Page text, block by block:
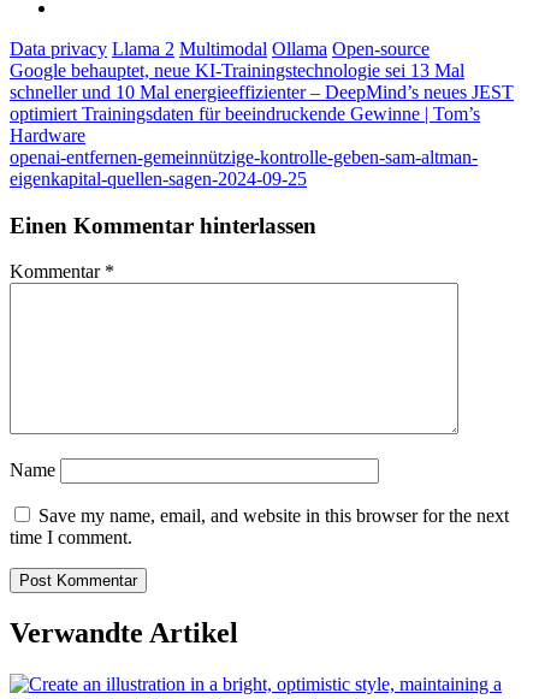
Data privacy Llama 2 Multimodal Ollama Open-source
Post
navigation
Google behauptet, neue KI-Trainingstechnologie sei 13 Mal
schneller und 10 Mal energieeffizienter – DeepMind’s neues JEST
optimiert Trainingsdaten für beeindruckende Gewinne | Tom’s
Hardware
openai-entfernen-gemeinnützige-kontrolle-geben-sam-altman-
eigenkapital-quellen-sagen-2024-09-25
Einen Kommentar hinterlassen
Kommentar *
Name
Save my name, email, and website in this browser for the next
time I comment.
Verwandte Artikel